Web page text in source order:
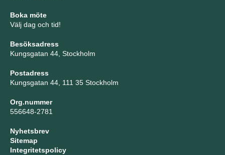
Boka möte
Välj dag och tid!
Besöksadress
Kungsgatan 44, Stockholm
Postadress
Kungsgatan 44, 111 35 Stockholm
Org.nummer
556648-2781
Nyhetsbrev
Sitemap
Integritetspolicy